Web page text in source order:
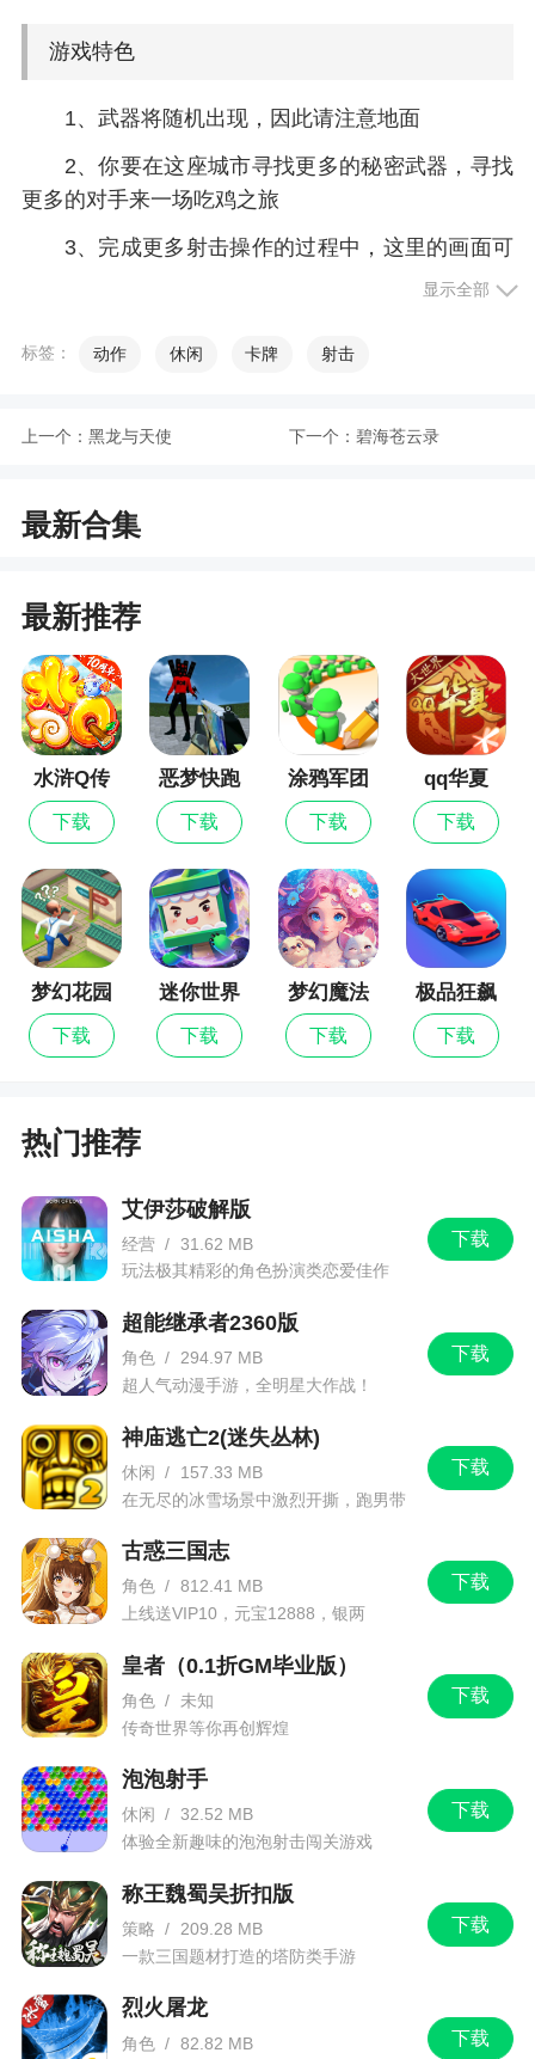
游戏特色
1、武器将随机出现，因此请注意地面
2、你要在这座城市寻找更多的秘密武器，寻找
更多的对手来一场吃鸡之旅
3、完成更多射击操作的过程中，这里的画面可
配
挑选十分关键且有意思
小编评价
游戏。游戏中降落荒岛之上选择你的出生地，更多
人，成功吃鸡吧
2、游戏中的3d画面充满了逼真的显示效果和非
常动感和真实的射击体验，专业的武器玩法和出色
的技巧，让你爽快完成任务
3、枪王战场求生派对是一个趣味性的射击求生
游戏，游戏中的画面制作很精致，这里有很多武器
可以选择，玩家在游戏中拿起武器和装备去进行射
击战斗就可以了。这里有广阔的场景可以不断变
化，武器也是随机出现你需要不断寻找，多种趣味
玩法可以尽情体验
显示全部
标签： 动作 休闲 卡牌 射击
上一个： 黑龙与天使 下一个： 碧海苍云录
最新合集
最新推荐
水浒Q传
下载
恶梦快跑
下载
涂鸦军团
下载
qq华夏
下载
梦幻花园
下载
迷你世界
下载
梦幻魔法
屋
下载
极品狂飙
飞车
下载
热门推荐
下载
艾伊莎破解版
经营 / 31.62 MB
玩法极其精彩的角色扮演类恋爱佳作
下载
超能继承者2360版
角色 / 294.97 MB
超人气动漫手游，全明星大作战！
下载
神庙逃亡2(迷失丛林)
休闲 /
157.33 MB
在无尽的冰雪场景中激烈开撕，跑男带
下载
古惑三国志
角色 / 812.41 MB
上线送VIP10，元宝12888，银两
下载
皇者（0.1折GM毕业版）
角色 /
未知
传奇世界等你再创辉煌
下载
泡泡射手
休闲 / 32.52 MB
体验全新趣味的泡泡射击闯关游戏
下载
称王魏蜀吴折扣版
策略 /
209.28 MB
一款三国题材打造的塔防类手游
下载
烈火屠龙
角色 / 82.82 MB